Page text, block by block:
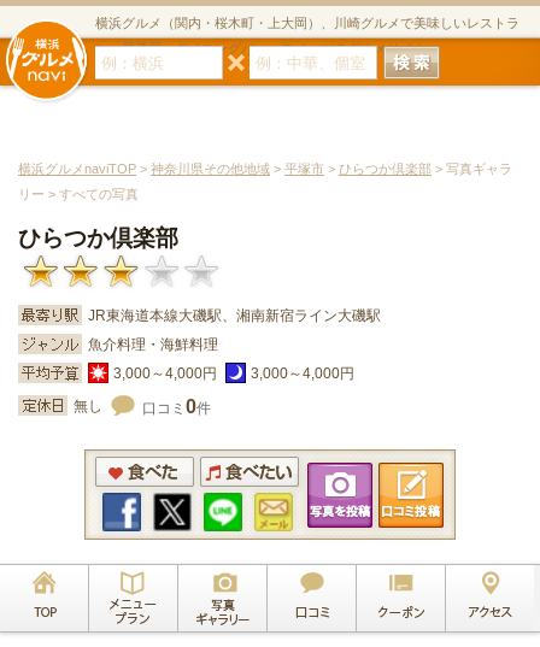
横浜グルメ（関内・桜木町・上大岡）、川崎グルメで美味しいレストラ
ン・居酒屋・ダイニングバー・スイーツのグルメサイト
横浜グルメnaviTOP > 神奈川県その他地域 > 平塚市 > ひらつか倶楽部 > 写真ギャラ
リー > すべての写真
ひらつか倶楽部
JR東海道本線大磯駅、湘南新宿ライン大磯駅
魚介料理・海鮮料理
3,000～4,000円
3,000～4,000円
無し
口コミ 0件